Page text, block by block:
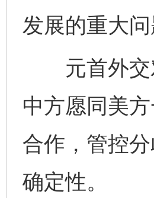
发展的重大
元首外交
中方愿同美
合作，管控
确定性。
完善运行机制助力责任有效落